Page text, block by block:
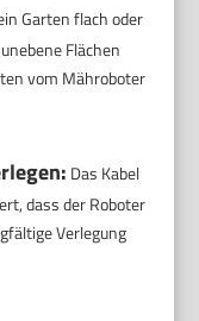
Garten flach oder
Flächen
vom Mähroboter
Das Kabel
dass der Roboter
Verlegung